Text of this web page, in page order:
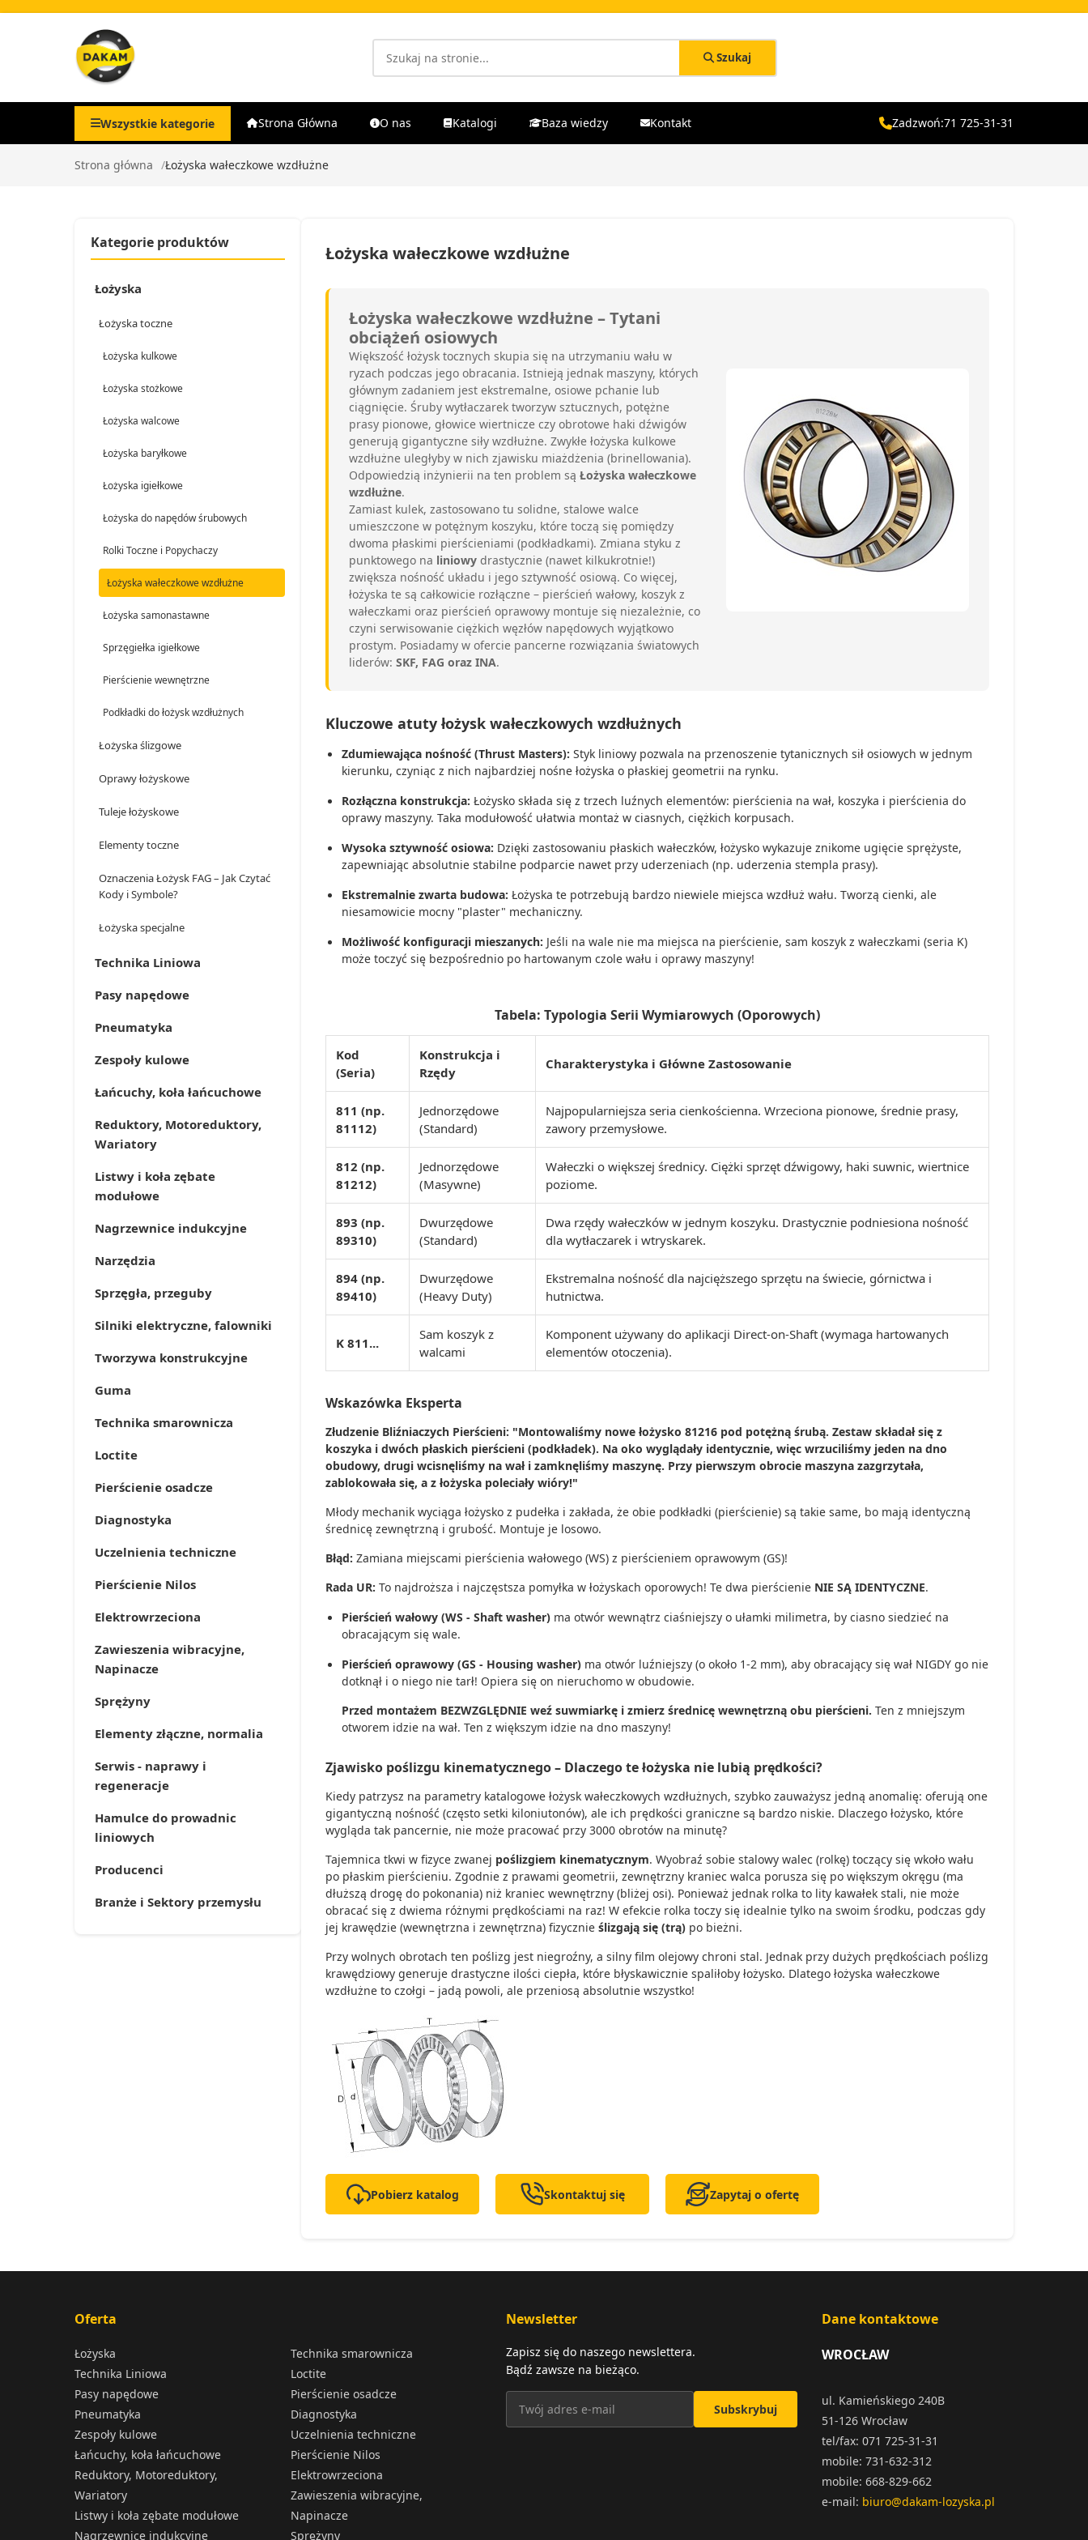
Szukaj
Wszystkie kategorie Strona Główna O nas Katalogi Baza wiedzy Kontakt Zadzwoń:71 725-31-31
Strona główna Łożyska wałeczkowe wzdłużne
Kategorie produktów
Łożyska
Łożyska toczne
Łożyska kulkowe
Łożyska stożkowe
Łożyska walcowe
Łożyska baryłkowe
Łożyska igiełkowe
Łożyska do napędów śrubowych
Rolki Toczne i Popychaczy
Łożyska wałeczkowe wzdłużne
Łożyska samonastawne
Sprzęgiełka igiełkowe
Pierścienie wewnętrzne
Podkładki do łożysk wzdłużnych
Łożyska ślizgowe
Oprawy łożyskowe
Tuleje łożyskowe
Elementy toczne
Oznaczenia Łożysk FAG – Jak Czytać
Kody i Symbole?
Łożyska specjalne
Technika Liniowa
Pasy napędowe
Pneumatyka
Zespoły kulowe
Łańcuchy, koła łańcuchowe
Reduktory, Motoreduktory,
Wariatory
Listwy i koła zębate
modułowe
Nagrzewnice indukcyjne
Narzędzia
Sprzęgła, przeguby
Silniki elektryczne, falowniki
Tworzywa konstrukcyjne
Guma
Technika smarownicza
Loctite
Pierścienie osadcze
Diagnostyka
Uczelnienia techniczne
Pierścienie Nilos
Elektrowrzeciona
Zawieszenia wibracyjne,
Napinacze
Sprężyny
Elementy złączne, normalia
Serwis - naprawy i
regeneracje
Hamulce do prowadnic
liniowych
Producenci
Branże i Sektory przemysłu
Łożyska wałeczkowe wzdłużne
Łożyska wałeczkowe wzdłużne – Tytani
obciążeń osiowych
Większość łożysk tocznych skupia się na utrzymaniu wału w
ryzach podczas jego obracania. Istnieją jednak maszyny, których
głównym zadaniem jest ekstremalne, osiowe pchanie lub
ciągnięcie. Śruby wytłaczarek tworzyw sztucznych, potężne
prasy pionowe, głowice wiertnicze czy obrotowe haki dźwigów
generują gigantyczne siły wzdłużne. Zwykłe łożyska kulkowe
wzdłużne uległyby w nich zjawisku miażdżenia (brinellowania).
Odpowiedzią inżynierii na ten problem są Łożyska wałeczkowe
wzdłużne.
Zamiast kulek, zastosowano tu solidne, stalowe walce
umieszczone w potężnym koszyku, które toczą się pomiędzy
dwoma płaskimi pierścieniami (podkładkami). Zmiana styku z
punktowego na liniowy drastycznie (nawet kilkukrotnie!)
zwiększa nośność układu i jego sztywność osiową. Co więcej,
łożyska te są całkowicie rozłączne – pierścień wałowy, koszyk z
wałeczkami oraz pierścień oprawowy montuje się niezależnie, co
czyni serwisowanie ciężkich węzłów napędowych wyjątkowo
prostym. Posiadamy w ofercie pancerne rozwiązania światowych
liderów: SKF, FAG oraz INA.
Kluczowe atuty łożysk wałeczkowych wzdłużnych
Zdumiewająca nośność (Thrust Masters): Styk liniowy pozwala na przenoszenie tytanicznych sił osiowych w jednym
kierunku, czyniąc z nich najbardziej nośne łożyska o płaskiej geometrii na rynku.
Rozłączna konstrukcja: Łożysko składa się z trzech luźnych elementów: pierścienia na wał, koszyka i pierścienia do
oprawy maszyny. Taka modułowość ułatwia montaż w ciasnych, ciężkich korpusach.
Wysoka sztywność osiowa: Dzięki zastosowaniu płaskich wałeczków, łożysko wykazuje znikome ugięcie sprężyste,
zapewniając absolutnie stabilne podparcie nawet przy uderzeniach (np. uderzenia stempla prasy).
Ekstremalnie zwarta budowa: Łożyska te potrzebują bardzo niewiele miejsca wzdłuż wału. Tworzą cienki, ale
niesamowicie mocny "plaster" mechaniczny.
Możliwość konfiguracji mieszanych: Jeśli na wale nie ma miejsca na pierścienie, sam koszyk z wałeczkami (seria K)
może toczyć się bezpośrednio po hartowanym czole wału i oprawy maszyny!
Tabela: Typologia Serii Wymiarowych (Oporowych)
Kod
(Seria)
Konstrukcja i
Rzędy
Charakterystyka i Główne Zastosowanie
811 (np.
81112)
Jednorzędowe
(Standard)
Najpopularniejsza seria cienkościenna. Wrzeciona pionowe, średnie prasy,
zawory przemysłowe.
812 (np.
81212)
Jednorzędowe
(Masywne)
Wałeczki o większej średnicy. Ciężki sprzęt dźwigowy, haki suwnic, wiertnice
poziome.
893 (np.
89310)
Dwurzędowe
(Standard)
Dwa rzędy wałeczków w jednym koszyku. Drastycznie podniesiona nośność
dla wytłaczarek i wtryskarek.
894 (np.
89410)
Dwurzędowe
(Heavy Duty)
Ekstremalna nośność dla najcięższego sprzętu na świecie, górnictwa i
hutnictwa.
K 811...
Sam koszyk z
walcami
Komponent używany do aplikacji Direct-on-Shaft (wymaga hartowanych
elementów otoczenia).
Wskazówka Eksperta
Złudzenie Bliźniaczych Pierścieni: "Montowaliśmy nowe łożysko 81216 pod potężną śrubą. Zestaw składał się z
koszyka i dwóch płaskich pierścieni (podkładek). Na oko wyglądały identycznie, więc wrzuciliśmy jeden na dno
obudowy, drugi wcisnęliśmy na wał i zamknęliśmy maszynę. Przy pierwszym obrocie maszyna zazgrzytała,
zablokowała się, a z łożyska poleciały wióry!"
Młody mechanik wyciąga łożysko z pudełka i zakłada, że obie podkładki (pierścienie) są takie same, bo mają identyczną
średnicę zewnętrzną i grubość. Montuje je losowo.
Błąd: Zamiana miejscami pierścienia wałowego (WS) z pierścieniem oprawowym (GS)!
Rada UR: To najdroższa i najczęstsza pomyłka w łożyskach oporowych! Te dwa pierścienie NIE SĄ IDENTYCZNE.
Pierścień wałowy (WS - Shaft washer) ma otwór wewnątrz ciaśniejszy o ułamki milimetra, by ciasno siedzieć na
obracającym się wale.
Pierścień oprawowy (GS - Housing washer) ma otwór luźniejszy (o około 1-2 mm), aby obracający się wał NIGDY go nie
dotknął i o niego nie tarł! Opiera się on nieruchomo w obudowie.
Przed montażem BEZWZGLĘDNIE weź suwmiarkę i zmierz średnicę wewnętrzną obu pierścieni. Ten z mniejszym
otworem idzie na wał. Ten z większym idzie na dno maszyny!
Zjawisko poślizgu kinematycznego – Dlaczego te łożyska nie lubią prędkości?
Kiedy patrzysz na parametry katalogowe łożysk wałeczkowych wzdłużnych, szybko zauważysz jedną anomalię: oferują one
gigantyczną nośność (często setki kiloniutonów), ale ich prędkości graniczne są bardzo niskie. Dlaczego łożysko, które
wygląda tak pancernie, nie może pracować przy 3000 obrotów na minutę?
Tajemnica tkwi w fizyce zwanej poślizgiem kinematycznym. Wyobraź sobie stalowy walec (rolkę) toczący się wkoło wału
po płaskim pierścieniu. Zgodnie z prawami geometrii, zewnętrzny kraniec walca porusza się po większym okręgu (ma
dłuższą drogę do pokonania) niż kraniec wewnętrzny (bliżej osi). Ponieważ jednak rolka to lity kawałek stali, nie może
obracać się z dwiema różnymi prędkościami na raz! W efekcie rolka toczy się idealnie tylko na swoim środku, podczas gdy
jej krawędzie (wewnętrzna i zewnętrzna) fizycznie ślizgają się (trą) po bieżni.
Przy wolnych obrotach ten poślizg jest niegroźny, a silny film olejowy chroni stal. Jednak przy dużych prędkościach poślizg
krawędziowy generuje drastyczne ilości ciepła, które błyskawicznie spaliłoby łożysko. Dlatego łożyska wałeczkowe
wzdłużne to czołgi – jadą powoli, ale przeniosą absolutnie wszystko!
Pobierz katalog Skontaktuj się Zapytaj o ofertę
Oferta
Łożyska
Technika Liniowa
Pasy napędowe
Pneumatyka
Zespoły kulowe
Łańcuchy, koła łańcuchowe
Reduktory, Motoreduktory,
Wariatory
Listwy i koła zębate modułowe
Nagrzewnice indukcyjne
Technika smarownicza
Loctite
Pierścienie osadcze
Diagnostyka
Uczelnienia techniczne
Pierścienie Nilos
Elektrowrzeciona
Zawieszenia wibracyjne,
Napinacze
Sprężyny
Newsletter
Zapisz się do naszego newslettera.
Bądź zawsze na bieżąco.
Subskrybuj
Dane kontaktowe
WROCŁAW
ul. Kamieńskiego 240B
51-126 Wrocław
tel/fax: 071 725-31-31
mobile: 731-632-312
mobile: 668-829-662
e-mail: biuro@dakam-lozyska.pl